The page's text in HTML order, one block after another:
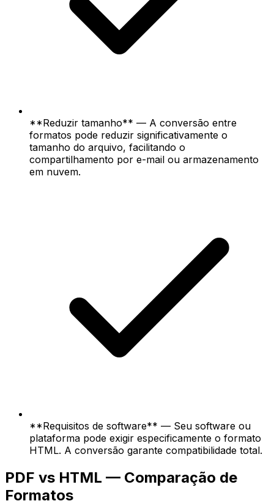
**Reduzir tamanho** — A conversão entre
formatos pode reduzir significativamente o
tamanho do arquivo, facilitando o
compartilhamento por e-mail ou armazenamento
em nuvem.
**Requisitos de software** — Seu software ou
plataforma pode exigir especificamente o formato
HTML. A conversão garante compatibilidade total.
PDF vs HTML — Comparação de
Formatos